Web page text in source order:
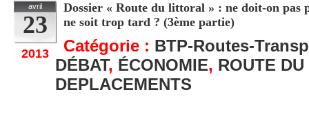
avril
23
2013
Dossier « Route du littoral » : ne doit-on pas
ne soit trop tard ? (3ème partie)
Catégorie : BTP-Routes-
DÉBAT, ÉCONOMIE, ROUTE
DEPLACEMENTS